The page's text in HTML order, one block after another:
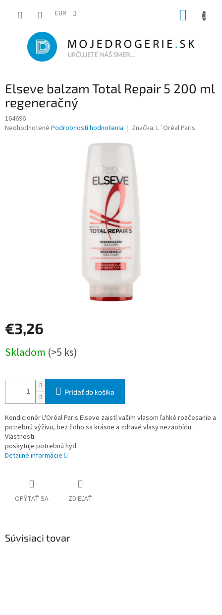
EUR
Elseve balzam Total Repair 5 200 ml
regeneračný
164696
Priemerné
Neohodnotené Podrobnosti hodnotenia Značka: L´Oréal Paris
€3,26
cena:
Skladom (>5 ks)
Pridať do košíka
Kondicionér L'Oréal Paris Elseve zaistí vašim vlasom ľahké rozčesanie a
potrebnú výživu, bez čoho sa krásne a zdravé vlasy nezaobídu.
Vlastnosti:
poskytuje potrebnú hyd
Detailné informácie
OPÝTAŤ SA ZDIEĽAŤ
Súvisiaci tovar